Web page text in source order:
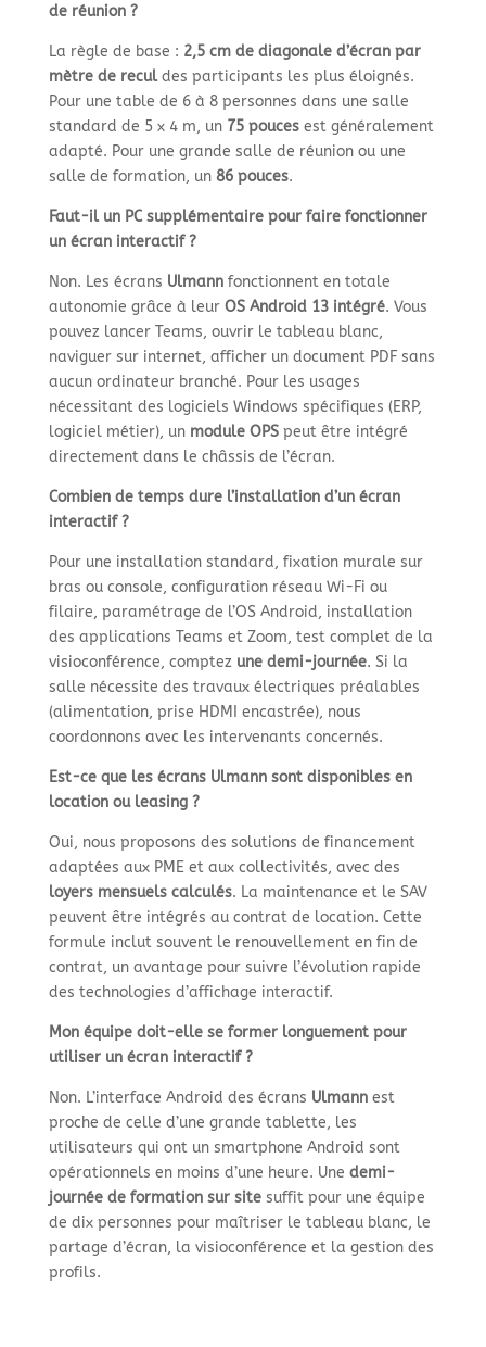
de réunion ?
La règle de base : 2,5 cm de diagonale d’écran par
mètre de reculdes participants les plus éloignés.
Pour une table de 6 à 8 personnes dans une salle
standard de 5 x 4 m, un 75 poucesest généralement
adapté. Pour une grande salle de réunion ou une
salle de formation, un 86 pouces.
Faut-il un PC supplémentaire pour faire fonctionner
un écran interactif ?
Non. Les écrans Ulmannfonctionnent en totale
autonomie grâce à leur OS Android 13 intégré. Vous
pouvez lancer Teams, ouvrir le tableau blanc,
naviguer sur internet, afficher un document PDF sans
aucun ordinateur branché. Pour les usages
nécessitant des logiciels Windows spécifiques (ERP,
logiciel métier), un module OPSpeut être intégré
directement dans le châssis de l’écran.
Combien de temps dure l’installation d’un écran
interactif ?
Pour une installation standard, fixation murale sur
bras ou console, configuration réseau Wi-Fi ou
filaire, paramétrage de l’OS Android, installation
des applications Teams et Zoom, test complet de la
visioconférence, comptez une demi-journée. Si la
salle nécessite des travaux électriques préalables
(alimentation, prise HDMI encastrée), nous
coordonnons avec les intervenants concernés.
Est-ce que les écrans Ulmann sont disponibles en
location ou leasing ?
Oui, nous proposons des solutions de financement
adaptées aux PME et aux collectivités, avec des
loyers mensuels calculés. La maintenance et le SAV
peuvent être intégrés au contrat de location. Cette
formule inclut souvent le renouvellement en fin de
contrat, un avantage pour suivre l’évolution rapide
des technologies d’affichage interactif.
Mon équipe doit-elle se former longuement pour
utiliser un écran interactif ?
Non. L’interface Android des écrans Ulmannest
proche de celle d’une grande tablette, les
utilisateurs qui ont un smartphone Android sont
opérationnels en moins d’une heure. Une demi-
journée de formation sur sitesuffit pour une équipe
de dix personnes pour maîtriser le tableau blanc, le
partage d’écran, la visioconférence et la gestion des
profils.